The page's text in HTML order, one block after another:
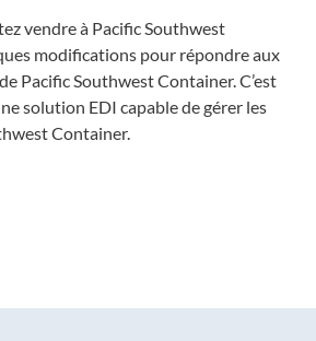
vendre à Pacific Southwest
modifications pour répondre aux
Pacific Southwest Container. C’est
solution EDI capable de gérer les
Container.